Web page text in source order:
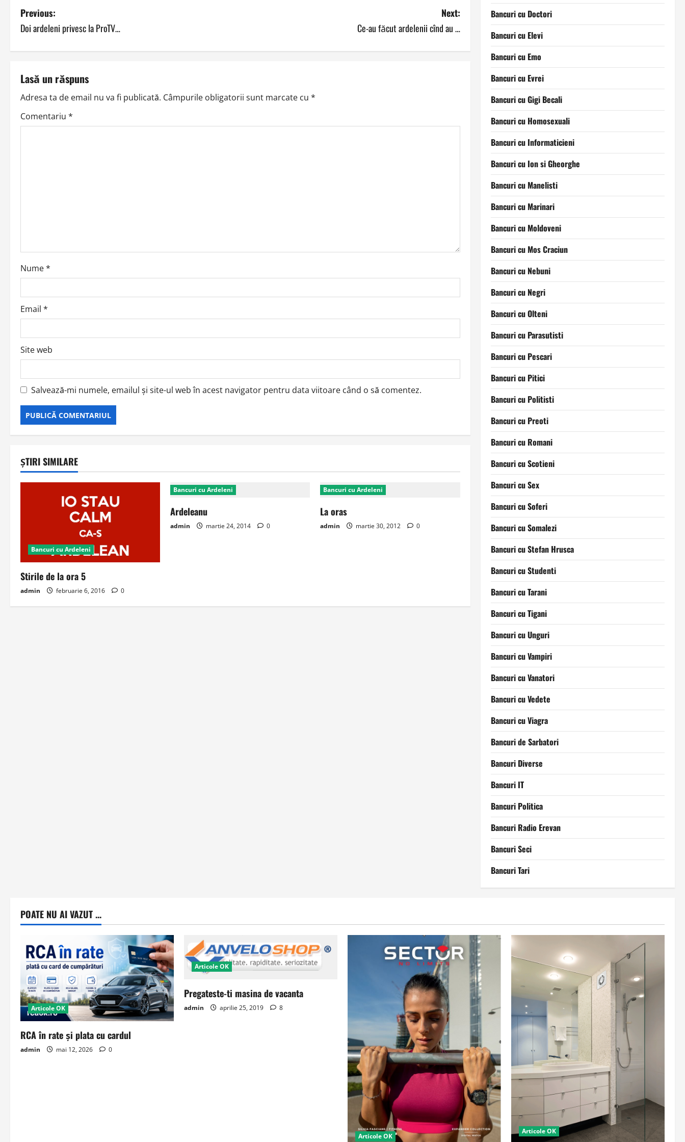
P
o
s
t
n
a
i
o
n
Previous:
Doi ardeleni privesc la ProTV…
Next:
Ce-au făcut ardelenii cînd au …
Lasă un răspuns
Adresa ta de email nu va fi publicată. Câmpurile obligatorii sunt marcate cu *
Comentariu *
Nume*
Email *
Site web
Salvează-mi numele, emailul și site-ul web în acest navigator pentru data viitoare când o să comentez.
ȘTIRI SIMILARE
Bancuri cu Ardeleni
Stirile de la ora 5
admin februarie 6, 2016 0
Bancuri cu Ardeleni
Ardeleanu
admin martie 24, 2014 0
Bancuri cu Ardeleni
La oras
admin martie 30, 2012 0
Bancuri cu Doctori
Bancuri cu Elevi
Bancuri cu Emo
Bancuri cu Evrei
Bancuri cu Gigi Becali
Bancuri cu Homosexuali
Bancuri cu Informaticieni
Bancuri cu Ion si Gheorghe
Bancuri cu Manelisti
Bancuri cu Marinari
Bancuri cu Moldoveni
Bancuri cu Mos Craciun
Bancuri cu Nebuni
Bancuri cu Negri
Bancuri cu Olteni
Bancuri cu Parasutisti
Bancuri cu Pescari
Bancuri cu Pitici
Bancuri cu Politisti
Bancuri cu Preoti
Bancuri cu Romani
Bancuri cu Scotieni
Bancuri cu Sex
Bancuri cu Soferi
Bancuri cu Somalezi
Bancuri cu Stefan Hrusca
Bancuri cu Studenti
Bancuri cu Tarani
Bancuri cu Tigani
Bancuri cu Unguri
Bancuri cu Vampiri
Bancuri cu Vanatori
Bancuri cu Vedete
Bancuri cu Viagra
Bancuri de Sarbatori
Bancuri Diverse
Bancuri IT
Bancuri Politica
Bancuri Radio Erevan
Bancuri Seci
Bancuri Tari
POATE NU AI VAZUT ...
Articole OK
RCA în rate și plata cu cardul
admin mai 12, 2026 0
Articole OK
Pregateste-ti masina de vacanta
admin aprilie 25, 2019 8
Articole OK
Articole OK